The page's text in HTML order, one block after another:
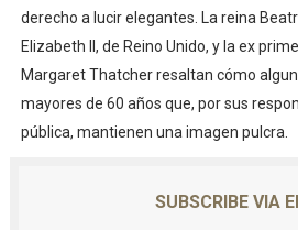
derecho a lucir elegantes. La reina
Elizabeth II, de Reino Unido, y la ex
Margaret Thatcher resaltan cómo
mayores de 60 años que, por sus
pública, mantienen una imagen pulcra.
SUBSCRIBE VIA